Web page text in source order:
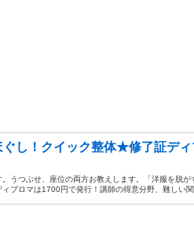
し！クイック整体★修了証ディ
うつぶせ、座位の両方お教えします。「洋服を脱が
プロマは1700円で発行！講師の得意分野、難しい関